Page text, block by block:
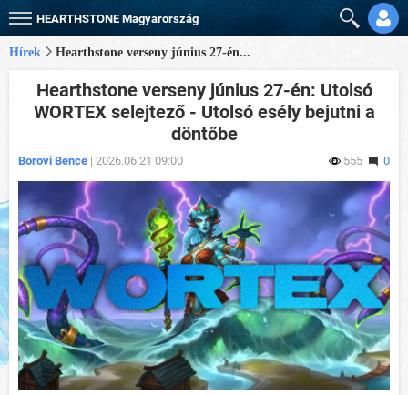
HEARTHSTONE Magyarország
Hírek Hearthstone verseny június 27-én...
Hearthstone verseny június 27-én: Utolsó
WORTEX selejtező - Utolsó esély bejutni a
döntőbe
Borovi Bence | 2026.06.21 09:00 555 0